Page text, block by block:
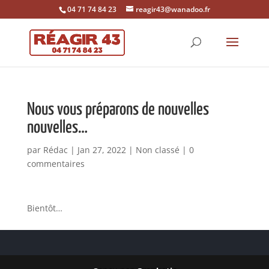
04 71 74 84 23 reagir43@wanadoo.fr
Nous vous préparons de nouvelles
nouvelles…
par Rédac | Jan 27, 2022| Non classé | 0
commentaires
Bientôt…